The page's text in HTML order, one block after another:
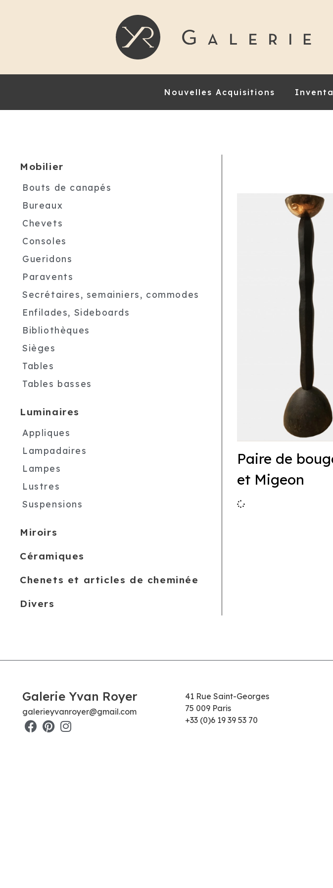
Nouvelles Acquisitions
Mobilier
Bouts de canapés
Bureaux
Chevets
Consoles
Gueridons
Paravents
Secrétaires, semainiers, commodes
Enfilades, Sideboards
Bibliothèques
Sièges
Tables
Tables basses
Luminaires
Appliques
Lampadaires
Lampes
Lustres
Suspensions
Miroirs
Céramiques
Chenets et articles de cheminée
Divers
Paire de
et Migeon
Galerie Yvan Royer
galerieyvanroyer@gmail.com
41 Rue Saint-Georges
75 009 Paris
+33 (0)6 19 39 53 70